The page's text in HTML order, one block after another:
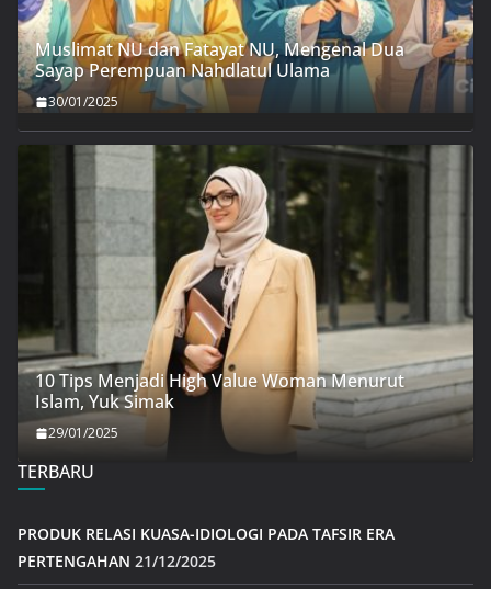
Muslimat NU dan Fatayat NU, Mengenal Dua
Sayap Perempuan Nahdlatul Ulama
30/01/2025
10 Tips Menjadi High Value Woman Menurut
Islam, Yuk Simak
29/01/2025
TERBARU
PRODUK RELASI KUASA-IDIOLOGI PADA TAFSIR ERA
PERTENGAHAN 21/12/2025